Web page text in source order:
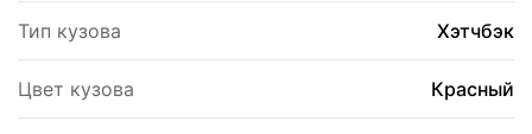
Тип кузова Хэтчбэк
Цвет кузова Красный